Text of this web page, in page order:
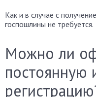
Как и в случае с
госпошлины не требуется.
Можно ли
постоянную